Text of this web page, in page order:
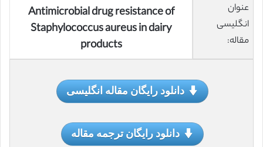
عنوان
انگلیسی
مقاله:
Antimicrobial drug resistance of
Staphylococcus aureus in dairy
products
دانلود رایگان مقاله انگلیسی
دانلود رایگان ترجمه مقاله